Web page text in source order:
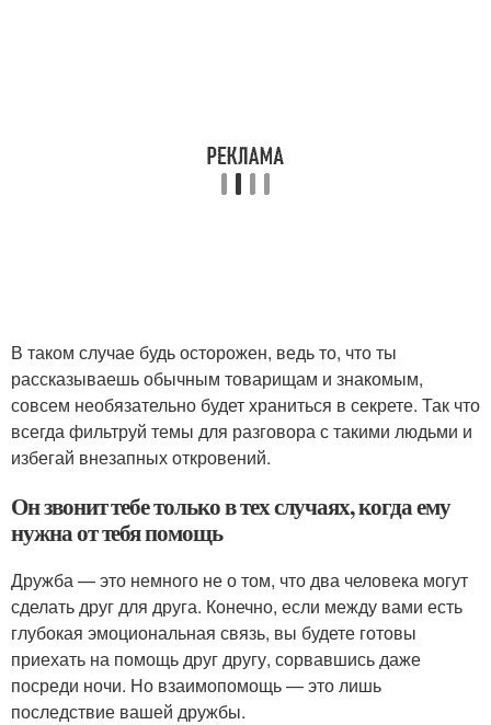
В таком случае будь осторожен, ведь то, что ты
рассказываешь обычным товарищам и знакомым,
совсем необязательно будет храниться в секрете. Так что
всегда фильтруй темы для разговора с такими людьми и
избегай внезапных откровений.
Он звонит тебе только в тех случаях, когда ему
нужна от тебя помощь
Дружба — это немного не о том, что два человека могут
сделать друг для друга. Конечно, если между вами есть
глубокая эмоциональная связь, вы будете готовы
приехать на помощь друг другу, сорвавшись даже
посреди ночи. Но взаимопомощь — это лишь
последствие вашей дружбы.